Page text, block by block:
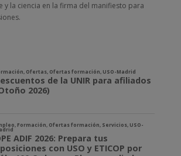
y la ciencia en la firma del manifiesto para